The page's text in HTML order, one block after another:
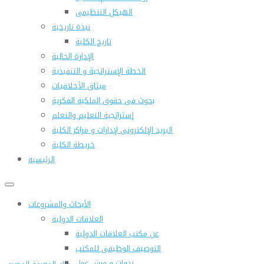
الهيكل التنظيمى
نبذة تاريخية
تاريخ الكلية
الإدارة الحالية
الخطة الإستراتجية و التنفيذية
ميثاق الأخلاقيات
بحوث فى حقوق الملكية الفكرية
إستراتجية التعليم والتعلم
البريد الإلكترونى لإدارات و مراكز الكلية
خريطة الكلية
الرئيسيه
الأبحاث والمشروعات
العلاقات الدولية
عن مكتب العلاقات الدولية
التوصيف الوظيفى للمكتب